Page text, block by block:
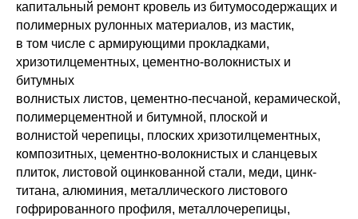
капитальный ремонт кровель из битумосодержащих и
полимерных рулонных материалов, из мастик,
в том числе с армирующими прокладками,
хризотилцементных, цементно-волокнистых и
битумных
волнистых листов, цементно-песчаной, керамической,
полимерцементной и битумной, плоской и
волнистой черепицы, плоских хризотилцементных,
композитных, цементно-волокнистых и сланцевых
плиток, листовой оцинкованной стали, меди, цинк-
титана, алюминия, металлического листового
гофрированного профиля, металлочерепицы,